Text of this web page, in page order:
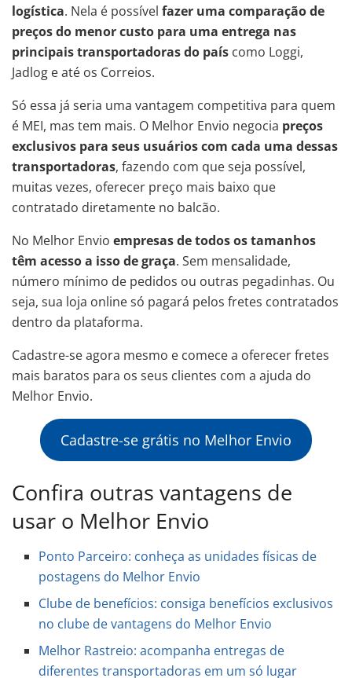
logística. Nela é possível fazer uma comparação de
preços do menor custo para uma entrega nas
principais transportadoras do país como Loggi,
Jadlog e até os Correios.
Só essa já seria uma vantagem competitiva para quem
é MEI, mas tem mais. O Melhor Envio negocia preços
exclusivos para seus usuários com cada uma dessas
transportadoras, fazendo com que seja possível,
muitas vezes, oferecer preço mais baixo que
contratado diretamente no balcão.
No Melhor Envio empresas de todos os tamanhos
têm acesso a isso de graça. Sem mensalidade,
número mínimo de pedidos ou outras pegadinhas. Ou
seja, sua loja online só pagará pelos fretes contratados
dentro da plataforma.
Cadastre-se agora mesmo e comece a oferecer fretes
mais baratos para os seus clientes com a ajuda do
Melhor Envio.
Cadastre-se grátis no Melhor Envio
Confira outras vantagens de
usar o Melhor Envio
Ponto Parceiro: conheça as unidades físicas de
postagens do Melhor Envio
Clube de benefícios: consiga benefícios exclusivos
no clube de vantagens do Melhor Envio
Melhor Rastreio: acompanha entregas de
diferentes transportadoras em um só lugar